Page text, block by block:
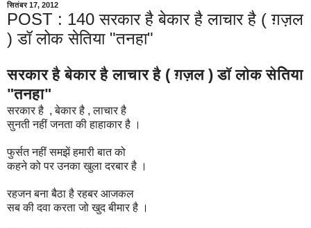
सितंबर 17, 2012
POST : 140 सरकार है बेकार है लाचार है ( ग़ज़ल
) डॉ लोक सेतिया "तनहा"
सरकार है बेकार है लाचार है ( ग़ज़ल ) डॉ लोक सेतिया
"तनहा"
सरकार है , बेकार है , लाचार है
सुनती नहीं जनता की हाहाकार है ।
फुर्सत नहीं समझें हमारी बात को
कहने को पर उनका खुला दरबार है ।
रहजन बना बैठा है रहबर आजकल
सब की दवा करता जो खुद बीमार है ।